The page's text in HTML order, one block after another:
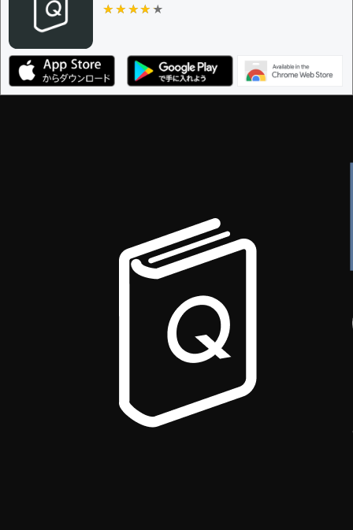
編集ガイドライン
★★★★★
★★★★★